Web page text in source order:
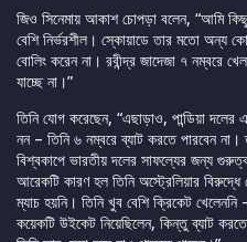
জিও সিনেমায় আকাশ চোপড়া বলেন, “আমি
বেশি নির্ভরশীল। স্কোয়াডে তার মতো অন্য
বোলিং করেন না। রবীন্দ্র জাদেজা ৭ নম্বরে
যাচ্ছে না।”
তিনি যোগ করেছেন, “এছাড়াও, পান্ডিয়া দলের
নন – তিনি ৬ নম্বরে ব্যাট করতে পারবেন না।
বিশ্বকাপে ভারতীয় দলের সাফল্যের জন্য
আরেকটি কারণ হল তিনি অস্ট্রেলিয়ার
ম্যাচ হয়নি। তিনি খুব বেশি ক্রিকেট খেলেননি
কয়েকটি উইকেট নিয়েছিলেন, কিন্তু ব্যাট